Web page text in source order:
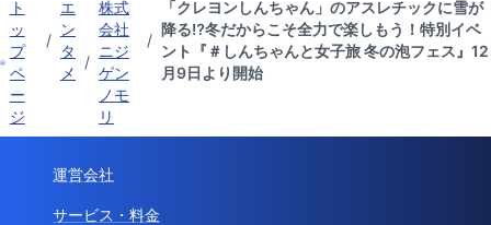
ト
ッ
プ
ペ
ー
ジ
/
エ
ン
タ
メ
/
株式
会社
ニジ
ゲン
ノモ
リ
/
「クレヨンしんちゃん」のアスレチックに雪が
降る⁉冬だからこそ全力で楽しもう！特別イベ
ント『＃しんちゃんと女子旅 冬の泡フェス』12
月9日より開始
運営会社
サービス・料金